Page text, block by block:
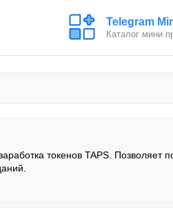
Telegram
Каталог мини
токенов TAPS. Позволяет